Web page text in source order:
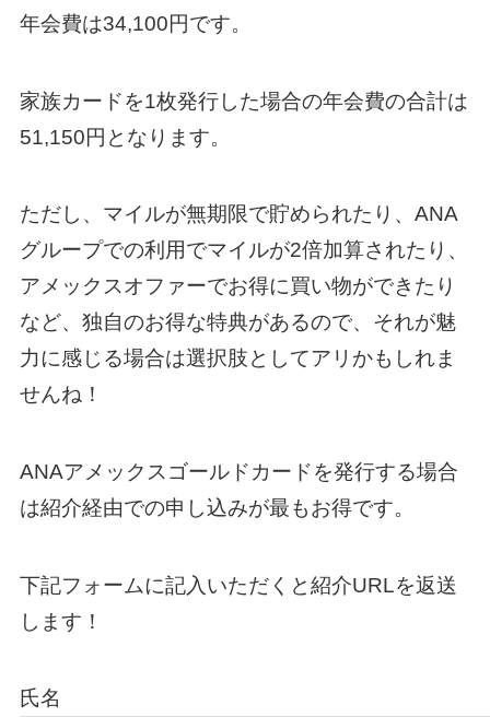
年会費は34,100円です。
家族カードを1枚発行した場合の年会費の合計は
51,150円となります。
ただし、マイルが無期限で貯められたり、ANA
グループでの利用でマイルが2倍加算されたり、
アメックスオファーでお得に買い物ができたり
など、独自のお得な特典があるので、それが魅
力に感じる場合は選択肢としてアリかもしれま
せんね！
ANAアメックスゴールドカードを発行する場合
は紹介経由での申し込みが最もお得です。
下記フォームに記入いただくと紹介URLを返送
します！
氏名